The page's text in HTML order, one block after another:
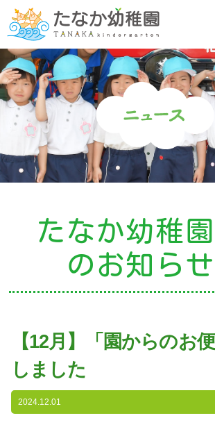
在園生向け
・資料ダウンロード
・園からのお便り
・動画
お知らせ
・ニュース
・ブログ
・園の特色
・園の一日
・年間行事
・自慢の給食
たなか幼稚
のお知らせ
【12月】「園からのお
しました
2024.12.01